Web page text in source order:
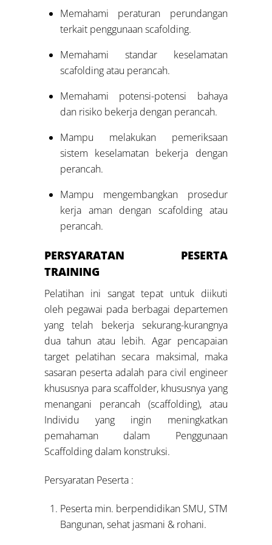
Memahami peraturan perundangan
terkait penggunaan scafolding.
Memahami standar keselamatan
scafolding atau perancah.
Memahami potensi-potensi bahaya
dan risiko bekerja dengan perancah.
Mampu melakukan pemeriksaan
sistem keselamatan bekerja dengan
perancah.
Mampu mengembangkan prosedur
kerja aman dengan scafolding atau
perancah.
PERSYARATAN PESERTA
TRAINING
Pelatihan ini sangat tepat untuk diikuti
oleh pegawai pada berbagai departemen
yang telah bekerja sekurang-kurangnya
dua tahun atau lebih. Agar pencapaian
target pelatihan secara maksimal, maka
sasaran peserta adalah para civil engineer
khususnya para scaffolder, khususnya yang
menangani perancah (scaffolding), atau
Individu yang ingin meningkatkan
pemahaman dalam Penggunaan
Scaffolding dalam konstruksi.
Persyaratan Peserta :
Peserta min. berpendidikan SMU, STM
Bangunan, sehat jasmani & rohani.